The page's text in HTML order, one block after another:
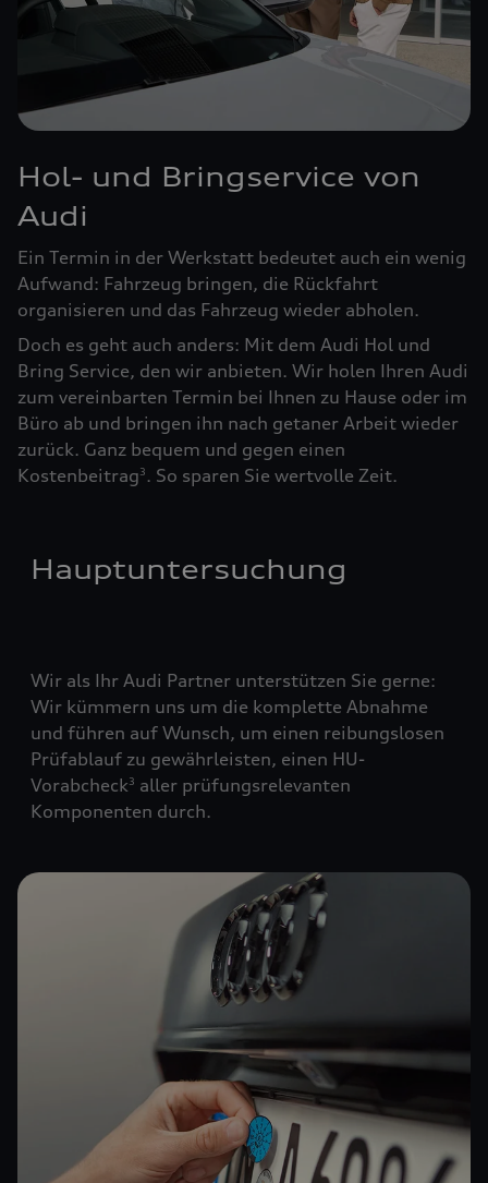
Hol- und Bringservice von
Audi
Ein Termin in der Werkstatt bedeutet auch ein wenig
Aufwand: Fahrzeug bringen, die Rückfahrt
organisieren und das Fahrzeug wieder abholen.
Doch es geht auch anders: Mit dem Audi Hol und
Bring Service, den wir anbieten. Wir holen Ihren Audi
zum vereinbarten Termin bei Ihnen zu Hause oder im
Büro ab und bringen ihn nach getaner Arbeit wieder
zurück. Ganz bequem und gegen einen
Kostenbeitrag3. So sparen Sie wertvolle Zeit.
Hauptuntersuchung
Wir als Ihr Audi Partner unterstützen Sie gerne:
Wir kümmern uns um die komplette Abnahme
und führen auf Wunsch, um einen reibungslosen
Prüfablauf zu gewährleisten, einen HU-
Vorabcheck3 aller prüfungsrelevanten
Komponenten durch.